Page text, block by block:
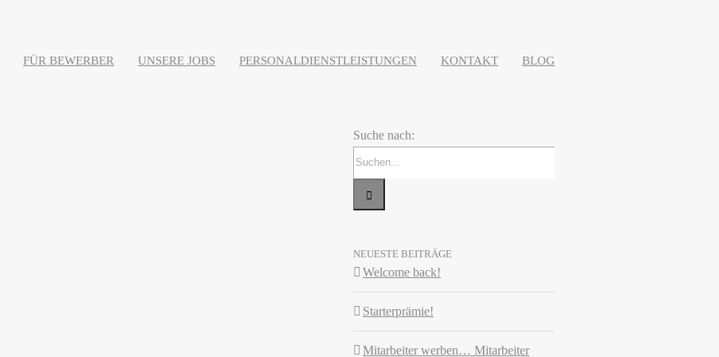
FÜR BEWERBER UNSERE JOBS PERSONALDIENSTLEISTUNGEN KONTAKT BLOG
Suche nach:
NEUESTE BEITRÄGE
Welcome back!
Starterprämie!
Mitarbeiter werben… Mitarbeiter